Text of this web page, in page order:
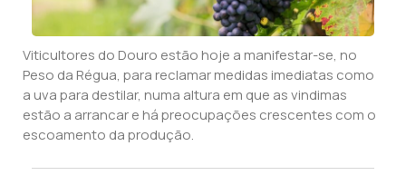
Viticultores do Douro estão hoje a manifestar-se, no
Peso da Régua, para reclamar medidas imediatas como
a uva para destilar, numa altura em que as vindimas
estão a arrancar e há preocupações crescentes com o
escoamento da produção.